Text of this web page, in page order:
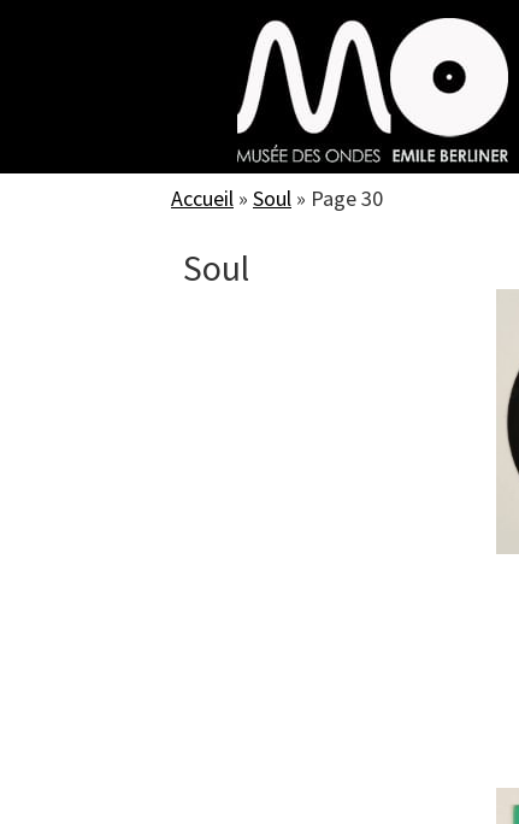
Accueil » Soul » Page 30
Soul